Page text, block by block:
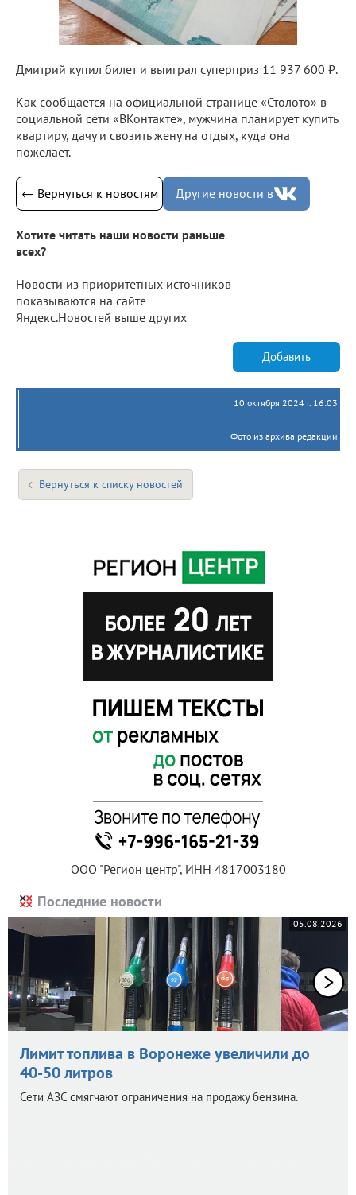
Дмитрий купил билет и выиграл суперприз 11 937 600 ₽.
Как сообщается на официальной странице «Столото» в
социальной сети «ВКонтакте», мужчина планирует купить
квартиру, дачу и свозить жену на отдых, куда она
пожелает.
← Вернуться к новостям Другие новости в
Хотите читать наши новости раньше
всех?
Новости из приоритетных источников
показываются на сайте
Яндекс.Новостей выше других
Добавить
10 октября 2024 г. 16:03
Фото из архива редакции
Вернуться к списку новостей
ООО "Регион центр", ИНН 4817003180
Последние новости
05.08.2026
Лимит топлива в Воронеже увеличили до
40-50 литров
Сети АЗС смягчают ограничения на продажу бензина.